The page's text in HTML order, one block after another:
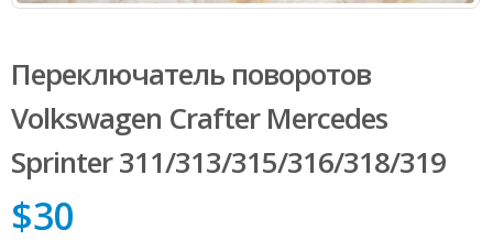
Переключатель поворотов
Volkswagen Сrafter Mercedes
Sprinter 311/313/315/316/318/319
$30